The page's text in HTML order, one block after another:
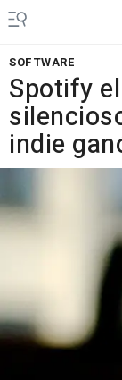
SOFTWARE
Spotify
indie